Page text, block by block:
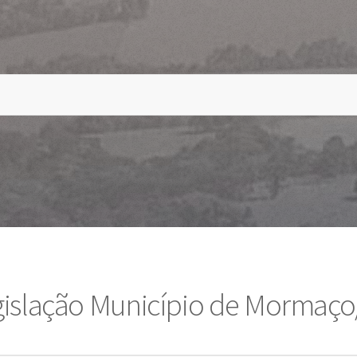
Município de